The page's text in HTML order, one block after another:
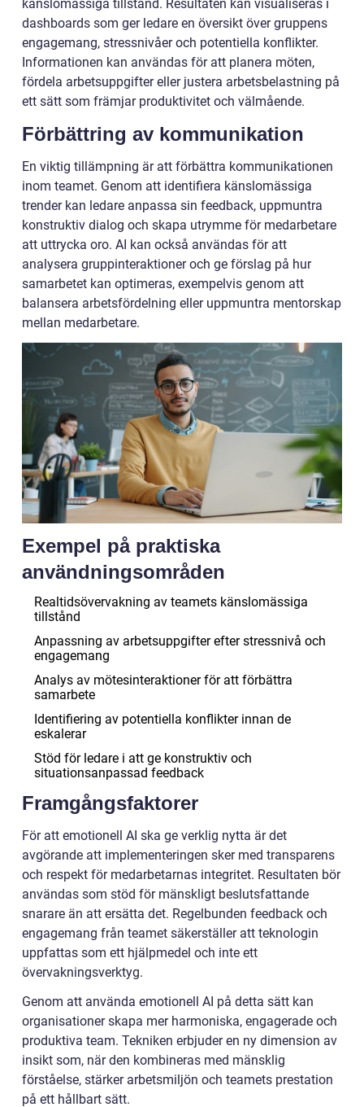
känslomässiga tillstånd. Resultaten kan visualiseras i
dashboards som ger ledare en översikt över gruppens
engagemang, stressnivåer och potentiella konflikter.
Informationen kan användas för att planera möten,
fördela arbetsuppgifter eller justera arbetsbelastning på
ett sätt som främjar produktivitet och välmående.
Förbättring av kommunikation
En viktig tillämpning är att förbättra kommunikationen
inom teamet. Genom att identifiera känslomässiga
trender kan ledare anpassa sin feedback, uppmuntra
konstruktiv dialog och skapa utrymme för medarbetare
att uttrycka oro. AI kan också användas för att
analysera gruppinteraktioner och ge förslag på hur
samarbetet kan optimeras, exempelvis genom att
balansera arbetsfördelning eller uppmuntra mentorskap
mellan medarbetare.
Exempel på praktiska
användningsområden
Realtidsövervakning av teamets känslomässiga
tillstånd
Anpassning av arbetsuppgifter efter stressnivå och
engagemang
Analys av mötesinteraktioner för att förbättra
samarbete
Identifiering av potentiella konflikter innan de
eskalerar
Stöd för ledare i att ge konstruktiv och
situationsanpassad feedback
Framgångsfaktorer
För att emotionell AI ska ge verklig nytta är det
avgörande att implementeringen sker med transparens
och respekt för medarbetarnas integritet. Resultaten bör
användas som stöd för mänskligt beslutsfattande
snarare än att ersätta det. Regelbunden feedback och
engagemang från teamet säkerställer att teknologin
uppfattas som ett hjälpmedel och inte ett
övervakningsverktyg.
Genom att använda emotionell AI på detta sätt kan
organisationer skapa mer harmoniska, engagerade och
produktiva team. Tekniken erbjuder en ny dimension av
insikt som, när den kombineras med mänsklig
förståelse, stärker arbetsmiljön och teamets prestation
på ett hållbart sätt.